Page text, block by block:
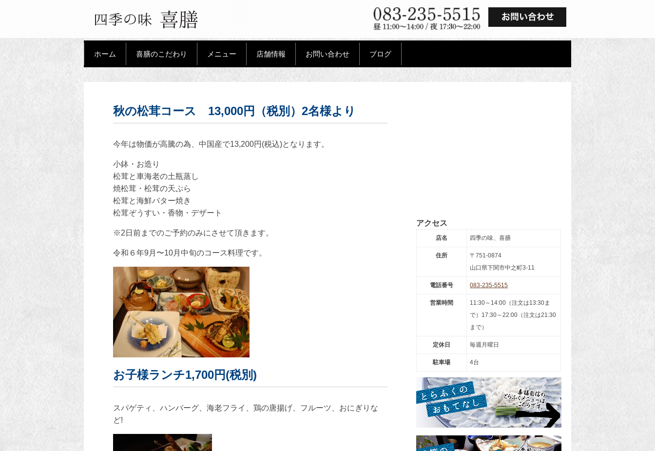
ホーム 喜膳のこだわり メニュー 店舗情報 お問い合わせ ブログ
秋の松茸コース 13,000円（税別）2名様より
今年は物価が高騰の為、中国産で13,200円(税込)となります。
小鉢・お造り
松茸と車海老の土瓶蒸し
焼松茸・松茸の天ぷら
松茸と海鮮バター焼き
松茸ぞうすい・香物・デザート
※2日前までのご予約のみにさせて頂きます。
令和６年9月〜10月中旬のコース料理です。
お子様ランチ1,700円(税別)
スパゲティ、ハンバーグ、海老フライ、鶏の唐揚げ、フルーツ、おにぎりな
ど!
アクセス
店名 四季の味、喜膳
住所
〒751-0874
山口県下関市中之町3-11
電話番号 083-235-5515
営業時間
11:30～14:00（注文は13:30ま
で）17:30～22:00（注文は21:30
まで）
定休日 毎週月曜日
駐車場 4台